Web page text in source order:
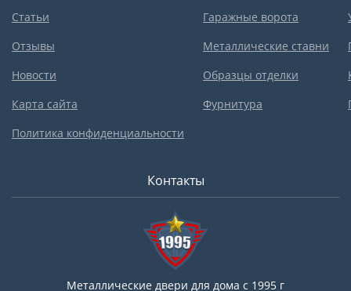
Статьи
Отзывы
Новости
Карта сайта
Политика конфиденциальности
Гаражные ворота
Металлические ставни
Образцы отделки
Фурнитура
Контакты
Металлические двери для дома с 1995 г